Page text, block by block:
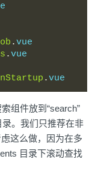
.vue
.vue
.vue
组件放到“search”
录。我们只推荐在非
这么做，因为在多
目录下滚动查找